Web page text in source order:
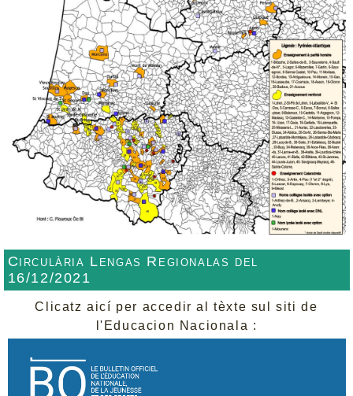
Circulària Lengas Regionalas del
16/12/2021
Clicatz aicí per accedir al tèxte sul siti de
l'Educacion Nacionala :